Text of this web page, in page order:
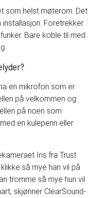
som helst møterom. Det
installasjon. Foretrekker
Bare koble til med
en mikrofon som er
på velkommen og
på noen som
en kulepenn eller
Iris fra Trust
så mye han vil på
tromme så mye hun vil
skjønner ClearSound-